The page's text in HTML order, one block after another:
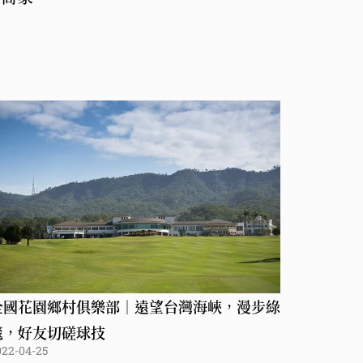
花園鄉村俱樂部｜遠望台灣海峽，漫步綠
好友切磋球技
04-25